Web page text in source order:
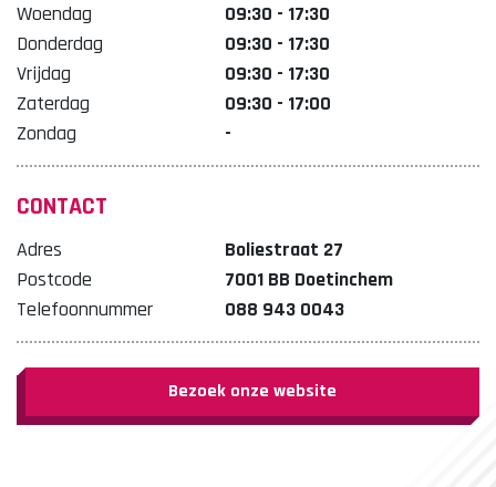
Woendag
09:30 - 17:30
Donderdag
09:30 - 17:30
Vrijdag
09:30 - 17:30
Zaterdag
09:30 - 17:00
Zondag
-
CONTACT
Adres
Boliestraat 27
Postcode
7001 BB Doetinchem
Telefoonnummer
088 943 0043
Bezoek onze website